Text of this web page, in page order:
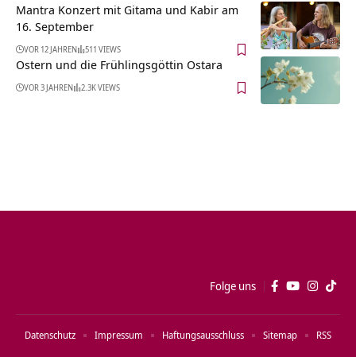
Mantra Konzert mit Gitama und Kabir am
16. September
VOR 12 JAHREN 511 VIEWS
Ostern und die Frühlingsgöttin Ostara
VOR 3 JAHREN 2.3K VIEWS
Folge uns
Datenschutz Impressum Haftungsausschluss Sitemap RSS